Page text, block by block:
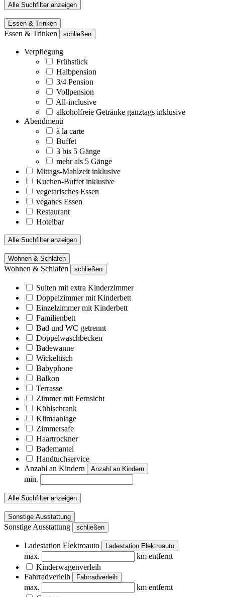
Alle Suchfilter anzeigen
Essen & Trinken
Essen & Trinken schließen
Verpflegung
Frühstück
Halbpension
3/4 Pension
Vollpension
All-inclusive
alkoholfreie Getränke ganztags inklusive
Abendmenü
à la carte
Buffet
3 bis 5 Gänge
mehr als 5 Gänge
Mittags-Mahlzeit inklusive
Kuchen-Buffet inklusive
vegetarisches Essen
veganes Essen
Restaurant
Hotelbar
Alle Suchfilter anzeigen
Wohnen & Schlafen
Wohnen & Schlafen schließen
Suiten mit extra Kinderzimmer
Doppelzimmer mit Kinderbett
Einzelzimmer mit Kinderbett
Familienbett
Bad und WC getrennt
Doppelwaschbecken
Badewanne
Wickeltisch
Babyphone
Balkon
Terrasse
Zimmer mit Fernsicht
Kühlschrank
Klimaanlage
Zimmersafe
Haartrockner
Bademantel
Handtuchservice
Anzahl an Kindern
Anzahl an Kindern
min.
Alle Suchfilter anzeigen
Sonstige Ausstattung
Sonstige Ausstattung schließen
Ladestation Elektroauto Ladestation Elektroauto
max.
km entfernt
Kinderwagenverleih
Fahrradverleih
Fahrradverleih
max.
km entfernt